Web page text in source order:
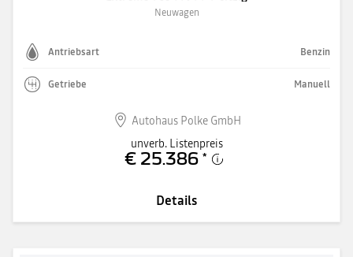
Neuwagen
Antriebsart Benzin
Getriebe Manuell
Autohaus Polke GmbH
unverb. Listenpreis
€ 25.386 *
Details